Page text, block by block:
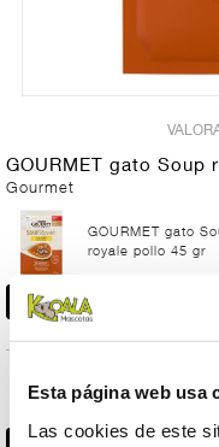
Esta página web usa
Las cookies de este
GOURMET gato Soup
Gourmet
GOURMET gato
royale pollo 45 gr
royale salmon 45